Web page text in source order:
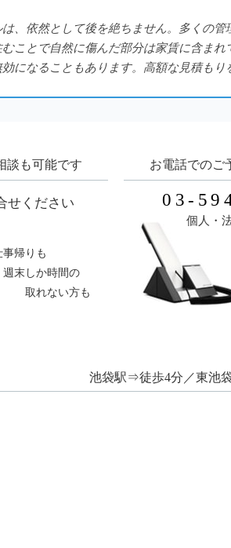
、依然として後を絶ちません。多くの
ことで自然に傷んだ部分は家賃に含ま
になることもあります。高額な見積も
談も可能です
せください
事帰りも
週末しか時間の
取れない方も
お電話でのご
03-
個人・
池袋駅⇒徒歩4分／東池